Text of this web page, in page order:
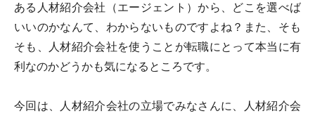
ある人材紹介会社（エージェント）から、どこを選べば
いいのかなんて、わからないものですよね？また、そも
そも、人材紹介会社を使うことが転職にとって本当に有
利なのかどうかも気になるところです。
今回は、人材紹介会社の立場でみなさんに、人材紹介会